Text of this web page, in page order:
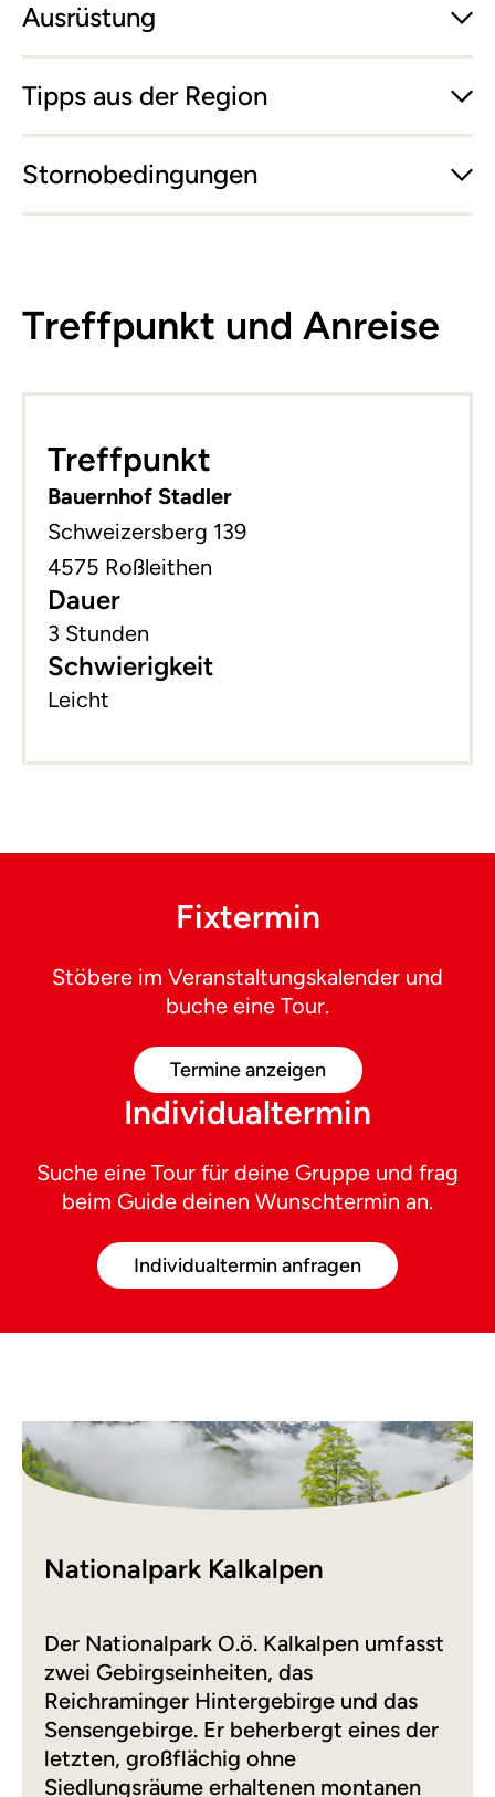
Ausrüstung
Tipps aus der Region
Stornobedingungen
Treffpunkt und Anreise
−
Treffpunkt
Bauernhof Stadler
Schweizersberg 139
4575 Roßleithen
Dauer
3 Stunden
Schwierigkeit
Leicht
Fixtermin
Stöbere im Veranstaltungskalender und
buche eine Tour.
Termine anzeigen
Individualtermin
Suche eine Tour für deine Gruppe und frag
beim Guide deinen Wunschtermin an.
Individualtermin anfragen
Nationalpark Kalkalpen
Der Nationalpark O.ö. Kalkalpen umfasst
zwei Gebirgseinheiten, das
Reichraminger Hintergebirge und das
Sensengebirge. Er beherbergt eines der
letzten, großflächig ohne
Siedlungsräume erhaltenen montanen